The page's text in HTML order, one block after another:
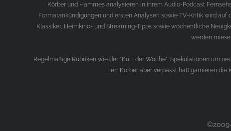
Körber und Hammes analysieren in ihrem Audio-Podcast
Formatankündigungen und ersten Analysen sowie TV-Kritik wird
Klassiker, Heimkino- und Streaming-Tipps sowie wöchentliche
werden
Regelmäßige Rubriken wie der “KuH der Woche”, Spekulationen um
Herr Körber aber verpasst hat) garnieren die